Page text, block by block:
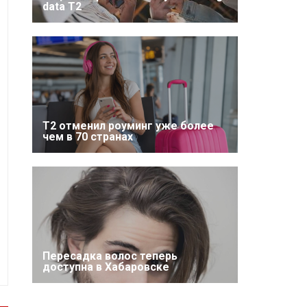
data T2
Т2 отменил роуминг уже более
чем в 70 странах
Пересадка волос теперь
доступна в Хабаровске